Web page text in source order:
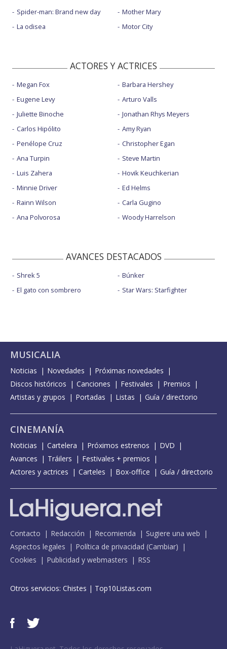
Spider-man: Brand new day
La odisea
Mother Mary
Motor City
ACTORES Y ACTRICES
Megan Fox
Eugene Levy
Juliette Binoche
Carlos Hipólito
Penélope Cruz
Ana Turpin
Luis Zahera
Minnie Driver
Rainn Wilson
Ana Polvorosa
Barbara Hershey
Arturo Valls
Jonathan Rhys Meyers
Amy Ryan
Christopher Egan
Steve Martin
Hovik Keuchkerian
Ed Helms
Carla Gugino
Woody Harrelson
AVANCES DESTACADOS
Shrek 5
El gato con sombrero
Búnker
Star Wars: Starfighter
MUSICALIA
Noticias Novedades
Próximas novedades
Discos históricos
Canciones Festivales
Premios
Artistas y grupos
Portadas Listas Guía / directorio
CINEMANÍA
Noticias Cartelera Próximos estrenos
DVD
Avances
Tráilers
Festivales + premios
Actores y actrices
Carteles Box-office Guía / directorio
Contacto Redacción Recomienda
Sugiere una web
Aspectos legales
Política de privacidad (Cambiar)
Cookies
Publicidad y webmasters RSS
Otros servicios: Chistes | Top10Listas.com